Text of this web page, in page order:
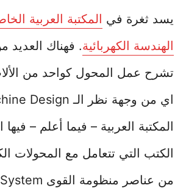
يسد ثغرة في المكتبة العربية
الهندسة الكهربائية. فهناك العديد
تشرح عمل المحول كواحد من الألات
المكتبة العربية – فيما أعلم –
الكتب التي تتعامل مع المحولات
من عناصر منظومة القوى Power System.